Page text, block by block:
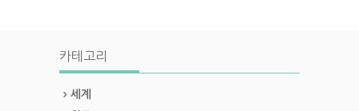
카테고리
세계